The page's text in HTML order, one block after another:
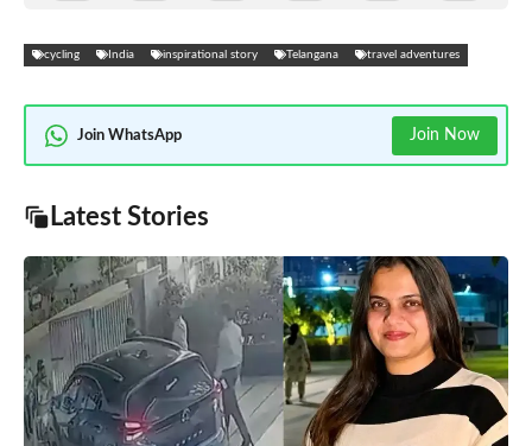
cycling India inspirational story Telangana travel adventures
Join WhatsApp Join Now
Latest Stories